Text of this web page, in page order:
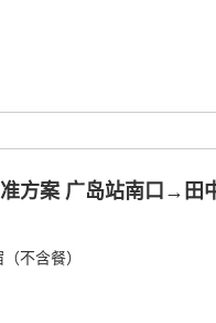
方案 广岛站南口→田
不含餐）